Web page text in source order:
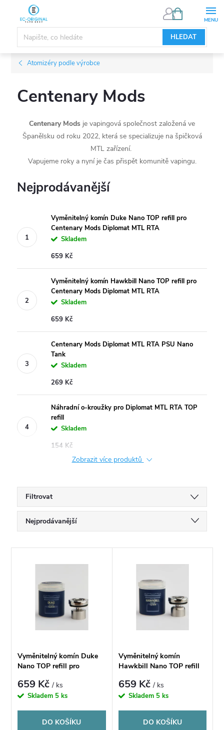
obsah
HLEDAT
NÁKUPNÍ
Atomizéry podle výrobce
Centenary Mods
Centenary Mods je vapingová společnost založená ve
Španělsku od roku 2022, která se specializuje na špičková
MTL zařízení.
Vapujeme roky a nyní je čas přispět komunitě vapingu.
Nejprodávanější
Vyměnitelný komín Duke Nano TOP refill pro
Centenary Mods Diplomat MTL RTA
Skladem
659 Kč
Vyměnitelný komín Hawkbill Nano TOP refill pro
Centenary Mods Diplomat MTL RTA
Skladem
659 Kč
Centenary Mods Diplomat MTL RTA PSU Nano
Tank
Skladem
269 Kč
Náhradní o-kroužky pro Diplomat MTL RTA TOP
refill
Skladem
154 Kč
Zobrazit více produktů
Filtrovat
Ř
a
í
p
r
Nejprodávanější
Nejdražší
Abecedně
s
p
r
Vyměnitelný komín Duke
Nano TOP refill pro
MTL RTA
659 Kč/ ks
Skladem 5 ks
DO KOŠÍKU
Vyměnitelný komín
Hawkbill Nano TOP refill
Diplomat MTL RTA
659 Kč/ ks
Skladem 5 ks
DO KOŠÍKU